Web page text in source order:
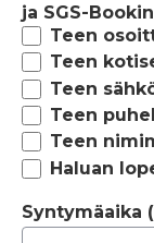
ja SGS-
Teen
Teen
Teen
Teen
Teen
Haluan
Syntymäaika